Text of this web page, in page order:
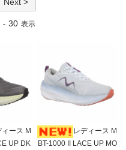
Next >
- 30 表示
ィース M
UP DK
レディース M
BT-1000 II LACE UP MO